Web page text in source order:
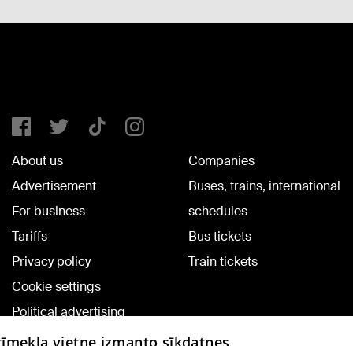
About us
Advertisement
For business
Tariffs
Privacy policy
Cookie settings
Political advertising
Cookie policy
Companies
Buses, trains, international
schedules
Bus tickets
Train tickets
vietne izmanto sīkdatnes